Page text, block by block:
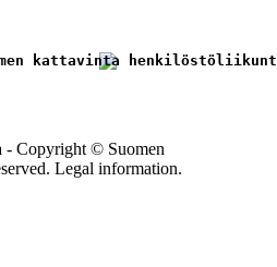
kattavinta
- Copyright © Suomen
Legal information.